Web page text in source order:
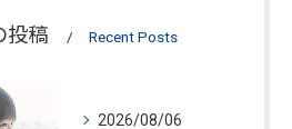
投稿 Recent Posts
2026/08/06